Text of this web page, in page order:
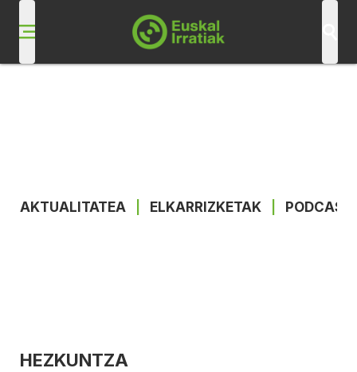
AKTUALITATEA ELKARRIZKETAK
HEZKUNTZA